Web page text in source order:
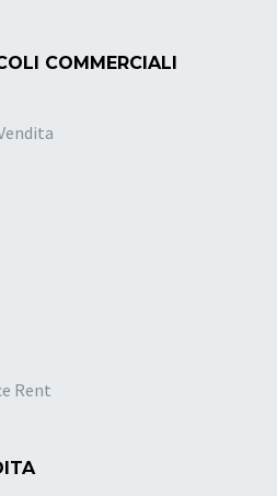
COMMERCIALI
Rent